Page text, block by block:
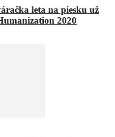
leta na piesku už
2020